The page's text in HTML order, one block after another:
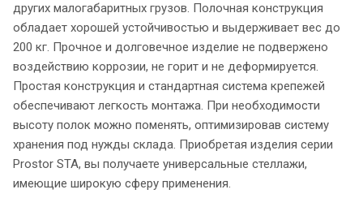
других малогабаритных грузов. Полочная конструкция
обладает хорошей устойчивостью и выдерживает вес до
200 кг. Прочное и долговечное изделие не подвержено
воздействию коррозии, не горит и не деформируется.
Простая конструкция и стандартная система крепежей
обеспечивают легкость монтажа. При необходимости
высоту полок можно поменять, оптимизировав систему
хранения под нужды склада. Приобретая изделия серии
Prostor STA, вы получаете универсальные стеллажи,
имеющие широкую сферу применения.